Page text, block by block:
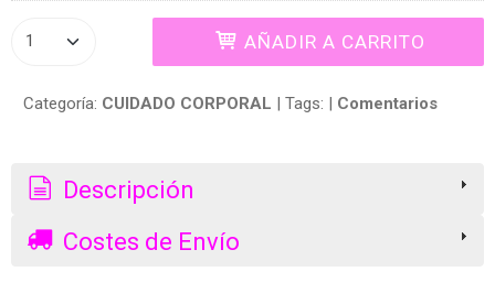
AÑADIR A CARRITO
Categoría: CUIDADO CORPORAL | Tags: | Comentarios
Descripción
Costes de Envío